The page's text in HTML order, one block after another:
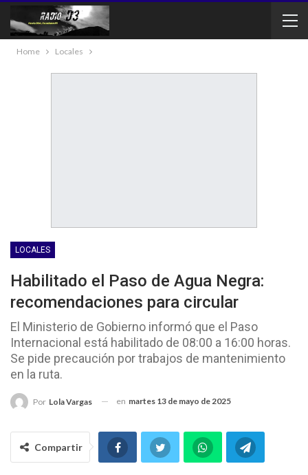
Home Locales
LOCALES
Habilitado el Paso de Agua Negra:
recomendaciones para circular
El Ministerio de Gobierno informó que el Paso
Internacional está habilitado de 08:00 a 16:00 horas.
Se pide precaución por trabajos de mantenimiento
en la ruta.
Por Lola Vargas en martes 13 de mayo de 2025
Compartir